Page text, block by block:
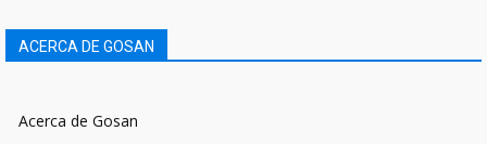
ACERCA DE GOSAN
Acerca de Gosan